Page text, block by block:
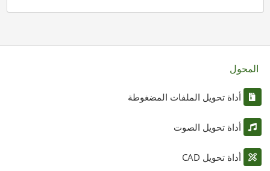
المحول
أداة تحويل الملفات المضغوطة
أداة تحويل الصوت
أداة تحويل CAD